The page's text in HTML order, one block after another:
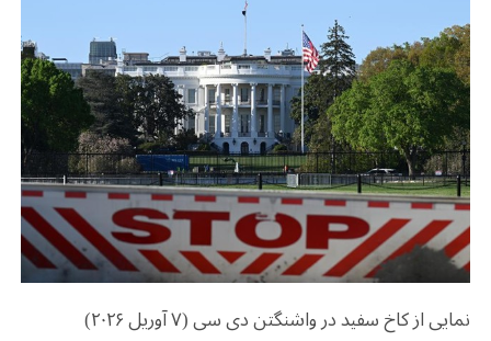
نمایی از کاخ سفید در واشنگتن دی سی (۷ آوریل ۲۰۲۶)